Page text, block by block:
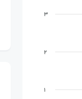
3
2
1